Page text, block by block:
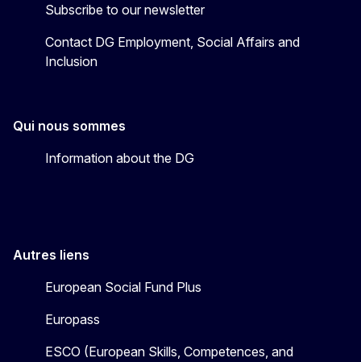
Subscribe to our newsletter
Contact DG Employment, Social Affairs and
Inclusion
Qui nous sommes
Information about the DG
Autres liens
European Social Fund Plus
Europass
ESCO (European Skills, Competences, and